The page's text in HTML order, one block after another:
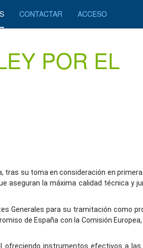
CONTACTAR ACCESO
POR EL
tras su toma en consideración en
aseguran la máxima calidad técnica y
Generales para su tramitación como
de España con la Comisión
instrumentos efectivos a las